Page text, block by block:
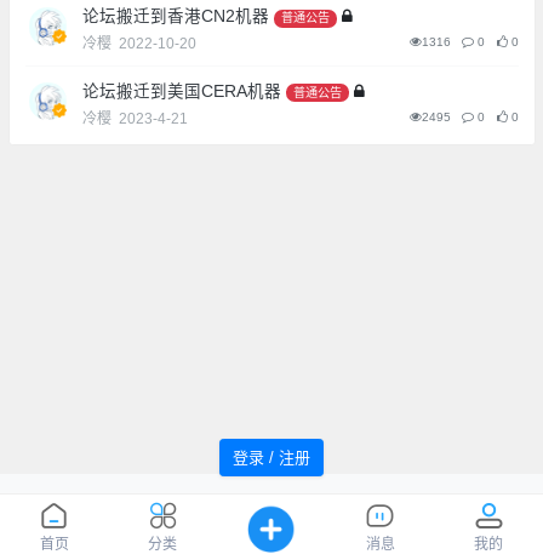
首页 分类 消息 我的
登录 / 注册
论坛搬迁到香港CN2机器 普通公告
冷樱 2022-10-20 1316 0 0
论坛搬迁到美国CERA机器 普通公告
冷樱 2023-4-21 2495 0 0
追风者论坛 Powered by WindMC
备20220059号
1037338
Processed: , SQL: